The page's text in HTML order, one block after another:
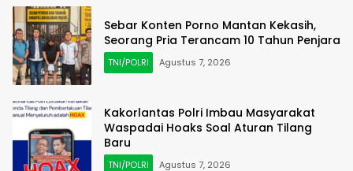
Sebar Konten Porno Mantan Kekasih,
Seorang Pria Terancam 10 Tahun Penjara
TNI/POLRI Agustus 7, 2026
Kakorlantas Polri Imbau Masyarakat
Waspadai Hoaks Soal Aturan Tilang
Baru
TNI/POLRI Agustus 7, 2026